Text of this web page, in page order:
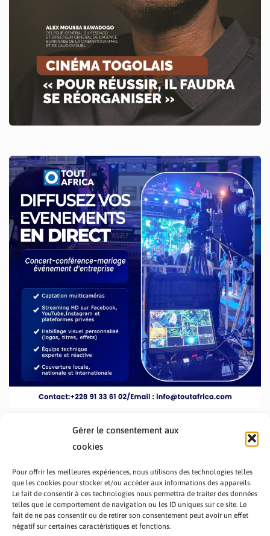
Gérer le consentement aux
cookies
Pour offrir les meilleures expériences, nous utilisons des technologies telles
que les cookies pour stocker et/ou accéder aux informations des appareils.
Le fait de consentir à ces technologies nous permettra de traiter des données
telles que le comportement de navigation ou les ID uniques sur ce site. Le
fait de ne pas consentir ou de retirer son consentement peut avoir un effet
négatif sur certaines caractéristiques et fonctions.
PRÉSENTATION TOUTAFRICA
A PROPOS